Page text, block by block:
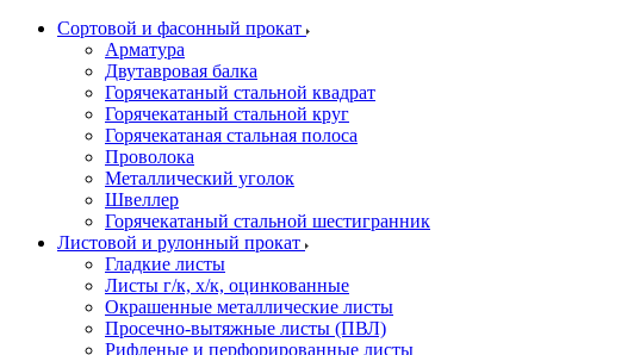
Сортовой и фасонный прокат
Арматура
Двутавровая балка
Горячекатаный стальной квадрат
Горячекатаный стальной круг
Горячекатаная стальная полоса
Проволока
Металлический уголок
Швеллер
Горячекатаный стальной шестигранник
Листовой и рулонный прокат
Гладкие листы
Листы г/к, х/к, оцинкованные
Окрашенные металлические листы
Просечно-вытяжные листы (ПВЛ)
Рифленые и перфорированные листы